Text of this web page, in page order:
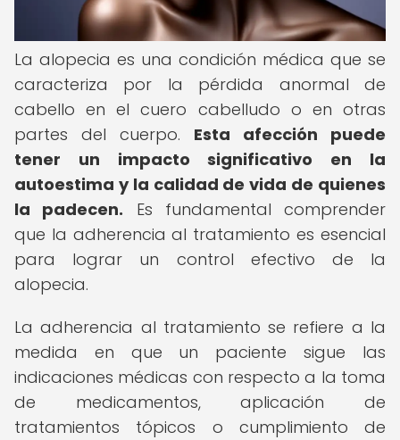
La alopecia es una condición médica que se
caracteriza por la pérdida anormal de
cabello en el cuero cabelludo o en otras
partes del cuerpo. Esta afección puede
tener un impacto significativo en la
autoestima y la calidad de vida de quienes
la padecen. Es fundamental comprender
que la adherencia al tratamiento es esencial
para lograr un control efectivo de la
alopecia.
La adherencia al tratamiento se refiere a la
medida en que un paciente sigue las
indicaciones médicas con respecto a la toma
de medicamentos, aplicación de
tratamientos tópicos o cumplimiento de